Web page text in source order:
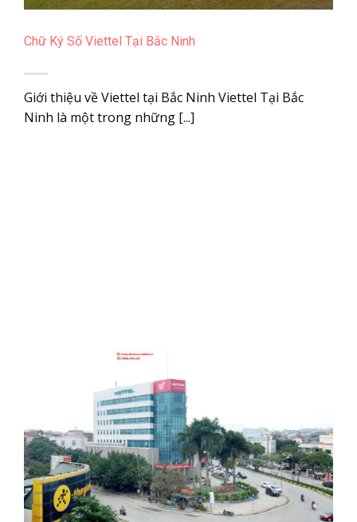
Chữ Ký Số Viettel Tại Bắc Ninh
Giới thiệu về Viettel tại Bắc Ninh Viettel Tại Bắc
Ninh là một trong những [...]